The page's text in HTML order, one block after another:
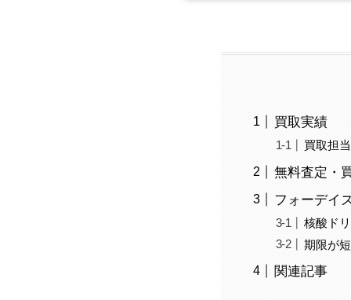
買取実績
買取担
無料査定・
フォーデイ
核酸ド
期限が
関連記事